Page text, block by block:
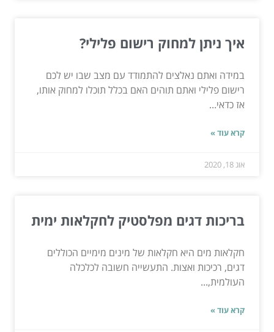
איך ניתן למחוק רישום פלילי?
במידה ואתם נאלצים להתמודד עם מצב שבו יש לכם
רישום פלילי ואתם תוהים האם בכלל תוכלו למחוק אותו,
אז כדאי...
קרא עוד »
אוג 18, 2020
בריכות דגים מפלסטיק לחקלאות ימית
חקלאות מים היא חקלאות של מינים מימיים הכוללים
דגים, רכיכות ואצות. התעשייה חשובה לכלכלה
העולמית,...
קרא עוד »